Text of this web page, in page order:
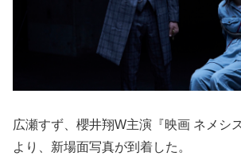
広瀬すず、櫻井翔W主演『映画 ネメシ
より、新場面写真が到着した。